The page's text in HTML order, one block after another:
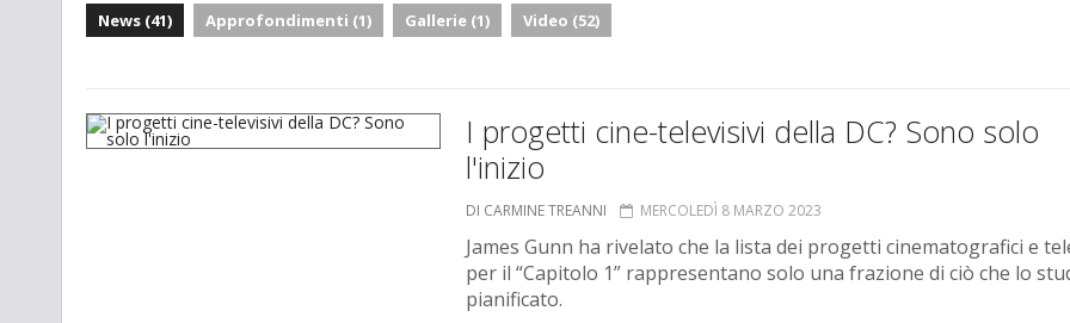
News (41) Approfondimenti (1) Gallerie (1) Video (52)
I progetti cine-televisivi della DC? Sono solo
l'inizio
DI CARMINE TREANNI MERCOLEDÌ 8 MARZO 2023
James Gunn ha rivelato che la lista dei progetti cinematografici e
per il “Capitolo 1” rappresentano solo una frazione di ciò che lo
pianificato.